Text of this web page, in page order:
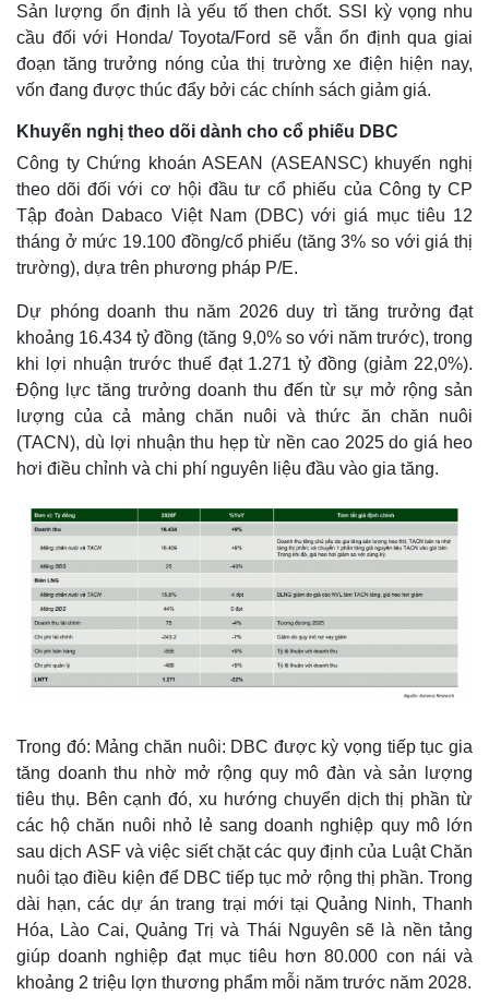
Thế giới
Quan sát
Cuộc sống đó đây
Hồ sơ
Multimedia
Video
Ảnh
E-Magazine
Infographic
Sản lượng ổn định là yếu tố then chốt. SSI kỳ vọng nhu
cầu đối với Honda/ Toyota/Ford sẽ vẫn ổn định qua giai
đoạn tăng trưởng nóng của thị trường xe điện hiện nay,
vốn đang được thúc đẩy bởi các chính sách giảm giá.
Khuyến nghị theo dõi dành cho cổ phiếu DBC
Công ty Chứng khoán ASEAN (ASEANSC) khuyến nghị
theo dõi đối với cơ hội đầu tư cổ phiếu của Công ty CP
Tập đoàn Dabaco Việt Nam (DBC) với giá mục tiêu 12
tháng ở mức 19.100 đồng/cổ phiếu (tăng 3% so với giá thị
trường), dựa trên phương pháp P/E.
Dự phóng doanh thu năm 2026 duy trì tăng trưởng đạt
khoảng 16.434 tỷ đồng (tăng 9,0% so với năm trước), trong
khi lợi nhuận trước thuế đạt 1.271 tỷ đồng (giảm 22,0%).
Động lực tăng trưởng doanh thu đến từ sự mở rộng sản
lượng của cả mảng chăn nuôi và thức ăn chăn nuôi
(TACN), dù lợi nhuận thu hẹp từ nền cao 2025 do giá heo
hơi điều chỉnh và chi phí nguyên liệu đầu vào gia tăng.
Trong đó: Mảng chăn nuôi: DBC được kỳ vọng tiếp tục gia
tăng doanh thu nhờ mở rộng quy mô đàn và sản lượng
tiêu thụ. Bên cạnh đó, xu hướng chuyển dịch thị phần từ
các hộ chăn nuôi nhỏ lẻ sang doanh nghiệp quy mô lớn
sau dịch ASF và việc siết chặt các quy định của Luật Chăn
nuôi tạo điều kiện để DBC tiếp tục mở rộng thị phần. Trong
dài hạn, các dự án trang trại mới tại Quảng Ninh, Thanh
Hóa, Lào Cai, Quảng Trị và Thái Nguyên sẽ là nền tảng
giúp doanh nghiệp đạt mục tiêu hơn 80.000 con nái và
khoảng 2 triệu lợn thương phẩm mỗi năm trước năm 2028.